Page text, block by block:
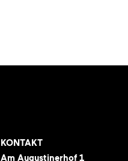
KONTAKT
Am Augustinerhof 1